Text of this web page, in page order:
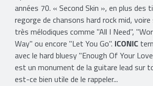
années 70. « Second Skin », en plus des
regorge de chansons hard rock mid,
très mélodiques comme "All I Need",
Way" ou encore "Let You Go". ICONIC
avec le hard bluesy "Enough Of Your
est un monument de la guitare lead sur
est-ce bien utile de le rappeler...